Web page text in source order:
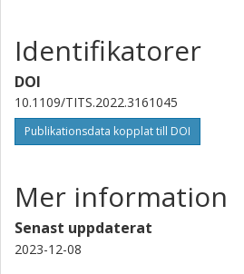
Identifikatorer
DOI
10.1109/TITS.2022.3161045
Publikationsdata kopplat till DOI
Mer information
Senast uppdaterat
2023-12-08